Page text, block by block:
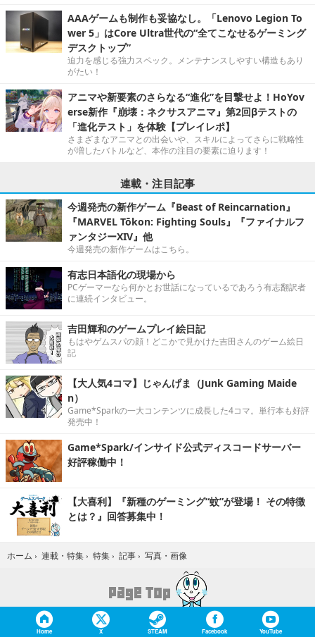
AAAゲームも制作も妥協なし。「Lenovo Legion To
wer 5」はCore Ultra世代の“全てこなせるゲーミング
デスクトップ”
迫力を感じる強力スペック。メンテナンスしやすい構造もあり
がたい！
アニマや新要素のさらなる“進化”を目撃せよ！HoYov
erse新作『崩壊：ネクサスアニマ』第2回βテストの
「進化テスト」を体験【プレイレポ】
さまざまなアニマとの出会いや、スキルによってさらに戦略性
が増したバトルなど、本作の注目の要素に迫ります！
連載・注目記事
今週発売の新作ゲーム『Beast of Reincarnation』
『MARVEL Tōkon: Fighting Souls』『ファイナルフ
ァンタジーXIV』他
今週発売の新作ゲームはこちら。
有志日本語化の現場から
PCゲーマーなら何かとお世話になっているであろう有志翻訳者
に連続インタビュー。
吉田輝和のゲームプレイ絵日記
もはやゲムスパの顔！どこかで見かけた吉田さんのゲーム絵日
記
【大人気4コマ】じゃんげま（Junk Gaming Maide
n）
Game*Sparkの一大コンテンツに成長した4コマ。単行本も好評
発売中！
Game*Spark/インサイド公式ディスコードサーバー
好評稼働中！
【大喜利】『新種のゲーミング“蚊”が登場！ その特徴
とは？』回答募集中！
ホーム › 連載・特集 › 特集 › 記事 › 写真・画像
Home X STEAM Facebook YouTube